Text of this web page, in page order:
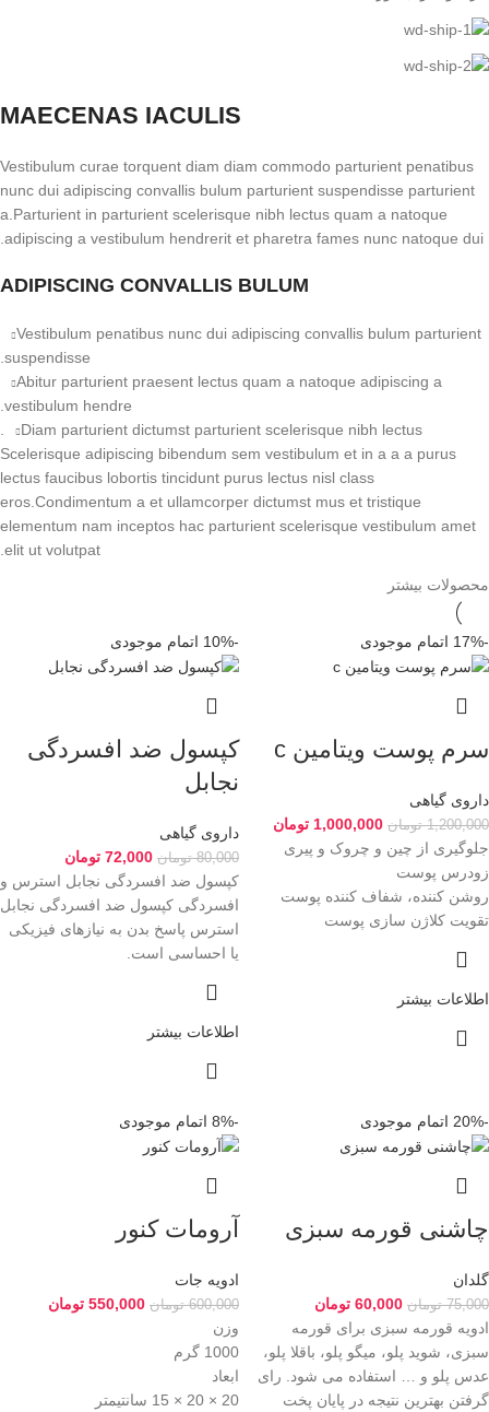
MAECENAS IACULIS
Vestibulum curae torquent diam diam commodo parturient penatibus
nunc dui adipiscing convallis bulum parturient suspendisse parturient
a.Parturient in parturient scelerisque nibh lectus quam a natoque
adipiscing a vestibulum hendrerit et pharetra fames nunc natoque dui.
ADIPISCING CONVALLIS BULUM
Vestibulum penatibus nunc dui adipiscing convallis bulum parturient
suspendisse.
Abitur parturient praesent lectus quam a natoque adipiscing a
vestibulum hendre.
Diam parturient dictumst parturient scelerisque nibh lectus.
Scelerisque adipiscing bibendum sem vestibulum et in a a a purus
lectus faucibus lobortis tincidunt purus lectus nisl class
eros.Condimentum a et ullamcorper dictumst mus et tristique
elementum nam inceptos hac parturient scelerisque vestibulum amet
elit ut volutpat.
محصولات بیشتر
-17% اتمام موجودی
سرم پوست ویتامین c
داروی گیاهی
1,200,000 تومان 1,000,000 تومان
جلوگیری از چین و چروک و پیری
زودرس پوست
روشن کننده، شفاف کننده پوست
تقویت کلاژن سازی پوست
اطلاعات بیشتر
-10% اتمام موجودی
کپسول ضد افسردگی
نجابل
داروی گیاهی
80,000 تومان 72,000 تومان
کپسول ضد افسردگی نجابل استرس و
افسردگی کپسول ضد افسردگی نجابل
استرس پاسخ بدن به نیازهای فیزیکی
یا احساسی است.
اطلاعات بیشتر
-20% اتمام موجودی
چاشنی قورمه سبزی
گلدان
75,000 تومان 60,000 تومان
ادویه قورمه سبزی برای قورمه
سبزی، شوید پلو، میگو پلو، باقلا پلو،
عدس پلو و … استفاده می شود. رای
گرفتن بهترین نتیجه در پایان پخت
-8% اتمام موجودی
آرومات کنور
ادویه جات
600,000 تومان 550,000 تومان
وزن
1000 گرم
ابعاد
20 × 20 × 15 سانتیمتر